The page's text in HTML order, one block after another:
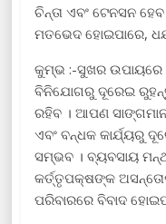
ଚିନ୍ତା ଏବଂ ଟେନସନ
ମତଭେଦ ହୋଇପାରେ,
କୁମ୍ଭ :-ସୁଖର ଉପାୟରେ
ବିନିଯୋଗରୁ ଦୂରେଇ
ରହିବ । ଆପଣ
ଏବଂ ବନ୍ଧକ କାର୍ଯ୍ୟରୁ
ସମ୍ଭବ । ବ୍ୟବସାୟ
କର୍ତ୍ତୃପକ୍ଷଙ୍କ
ପରିବାରରେ ବିବାଦ